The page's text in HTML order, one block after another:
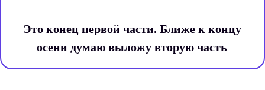
Это конец первой части. Ближе к концу
осени думаю выложу вторую часть